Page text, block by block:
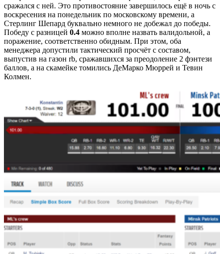
сражался с ней. Это противостояние завершилось ещё в ночь с
воскресения на понедельник по московскому времени, а
Стерлинг Шепард буквально немного не добежал до победы.
Победу с разницей 0.4 можно вполне назвать валидольной, а
поражение, соответственно обидным. При этом, оба
менеджера допустили тактический просчёт с составом,
выпустив на газон rb, сражавшихся за преодоление 2 фэнтези
баллов, а на скамейке томились ДеМарко Мюррей и Тевин
Колмен.